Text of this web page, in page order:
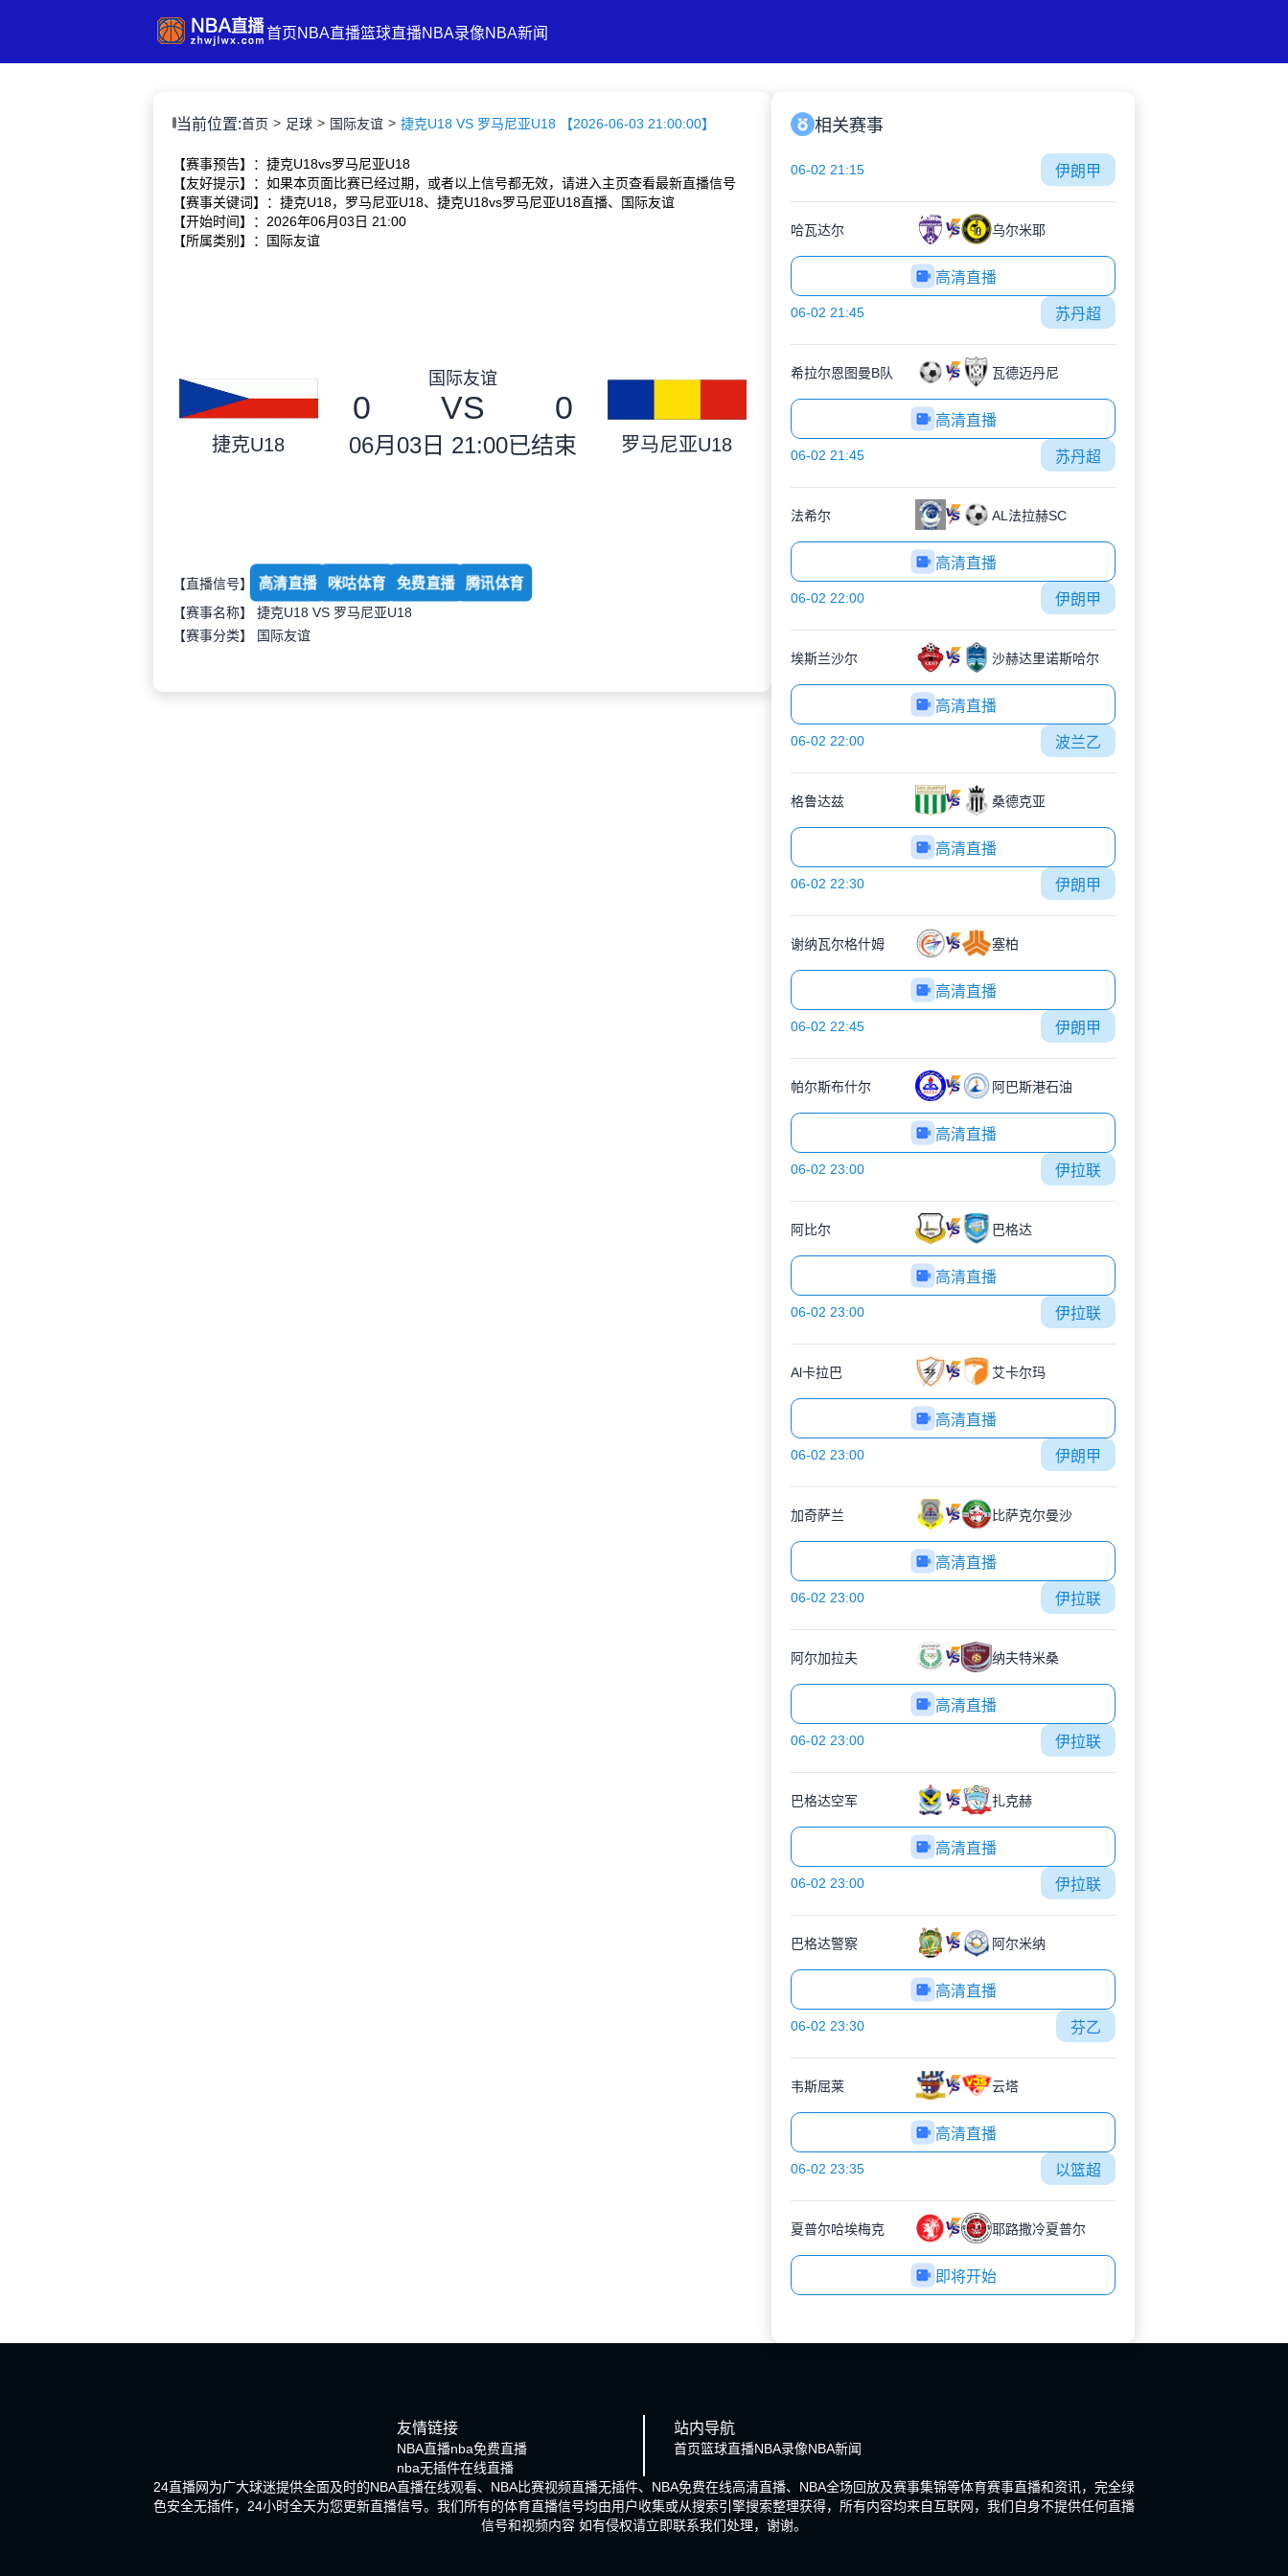
首页NBA直播篮球直播NBA录像NBA新闻
当前位置:首页 足球 国际友谊 捷克U18 VS 罗马尼亚U18 【2026-06-03 21:00:00】
【赛事预告】：捷克U18vs罗马尼亚U18
【友好提示】：如果本页面比赛已经过期，或者以上信号都无效，请进入主页查看最新直播信号
【赛事关键词】：捷克U18，罗马尼亚U18、捷克U18vs罗马尼亚U18直播、国际友谊
【开始时间】：2026年06月03日 21:00
【所属类别】：国际友谊
捷克U18
国际友谊
0 VS 0
06月03日 21:00已结束 罗马尼亚U18
【直播信号】 高清直播 咪咕体育 免费直播 腾讯体育
【赛事名称】 捷克U18 VS 罗马尼亚U18
【赛事分类】
国际友谊
相关赛事
06-02 21:15 伊朗甲
哈瓦达尔 乌尔米耶
高清直播
06-02 21:45 苏丹超
希拉尔恩图曼B队 瓦德迈丹尼
高清直播
06-02 21:45 苏丹超
法希尔 AL法拉赫SC
高清直播
06-02 22:00 伊朗甲
埃斯兰沙尔 沙赫达里诺斯哈尔
高清直播
06-02 22:00 波兰乙
格鲁达兹 桑德克亚
高清直播
06-02 22:30 伊朗甲
谢纳瓦尔格什姆 塞柏
高清直播
06-02 22:45 伊朗甲
帕尔斯布什尔 阿巴斯港石油
高清直播
06-02 23:00 伊拉联
阿比尔 巴格达
高清直播
06-02 23:00 伊拉联
Al卡拉巴 艾卡尔玛
高清直播
06-02 23:00 伊朗甲
加奇萨兰 比萨克尔曼沙
高清直播
06-02 23:00 伊拉联
阿尔加拉夫 纳夫特米桑
高清直播
06-02 23:00 伊拉联
巴格达空军 扎克赫
高清直播
06-02 23:00 伊拉联
巴格达警察 阿尔米纳
高清直播
06-02 23:30 芬乙
韦斯屈莱 云塔
高清直播
06-02 23:35 以篮超
夏普尔哈埃梅克 耶路撒冷夏普尔
即将开始
友情链接
NBA直播nba免费直播
nba无插件在线直播
站内导航
首页篮球直播NBA录像NBA新闻
24直播网为广大球迷提供全面及时的NBA直播在线观看、NBA比赛视频直播无插件、NBA免费在线高清直播、NBA全场回放及赛事集锦等体育赛事直播和资讯，完全绿
色安全无插件，24小时全天为您更新直播信号。我们所有的体育直播信号均由用户收集或从搜索引擎搜索整理获得，所有内容均来自互联网，我们自身不提供任何直播
信号和视频内容 如有侵权请立即联系我们处理，谢谢。